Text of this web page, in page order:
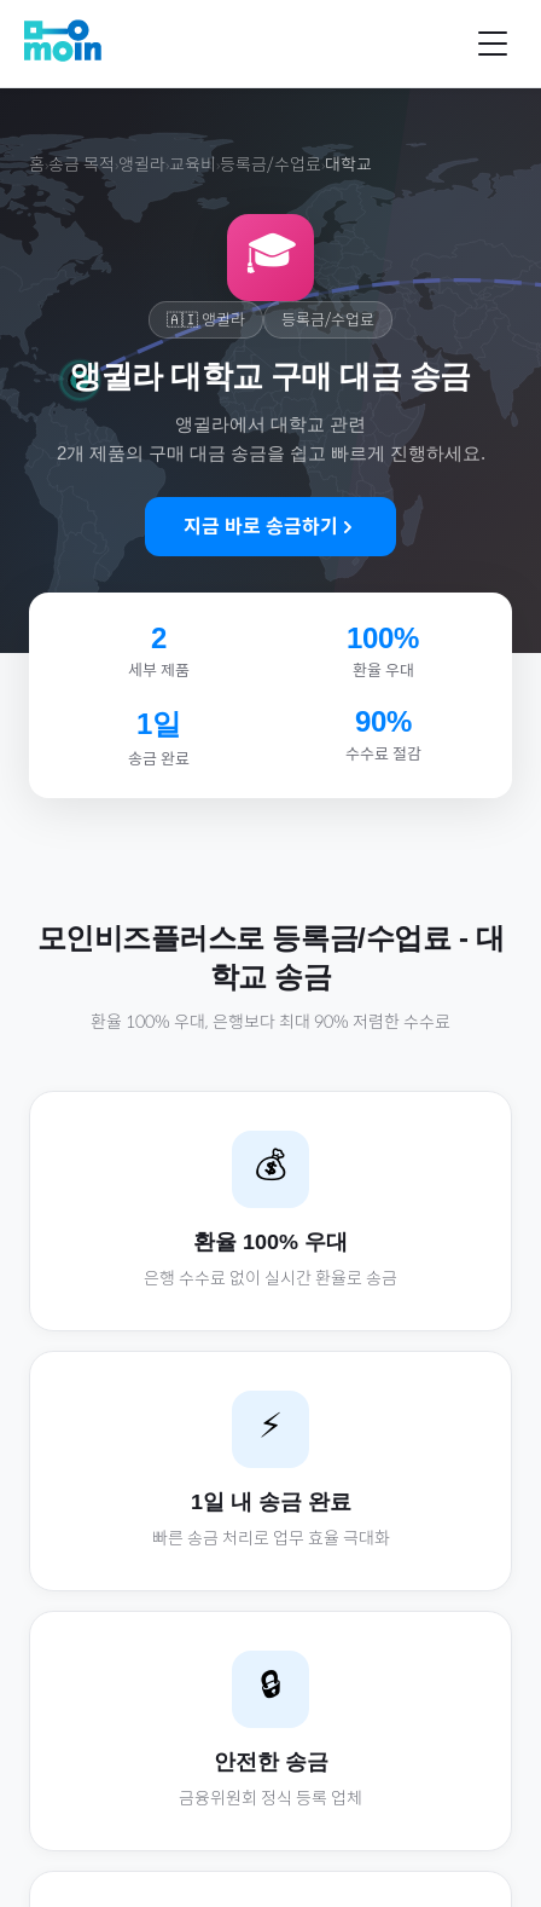
홈›송금 목적 ›앵귈라›교육비 ›등록금/수업료›대학교
🎓
🇦🇮 앵귈라 등록금/수업료
앵귈라 대학교 구매 대금 송금
앵귈라에서 대학교 관련
2개 제품의 구매 대금 송금을 쉽고 빠르게 진행하세요.
지금 바로 송금하기
2
세부 제품
100%
환율 우대
1일
송금 완료
90%
수수료 절감
모인비즈플러스로 등록금/수업료 - 대
학교 송금
환율 100% 우대, 은행보다 최대 90% 저렴한 수수료
💰
환율 100% 우대
은행 수수료 없이 실시간 환율로 송금
⚡
1일 내 송금 완료
빠른 송금 처리로 업무 효율 극대화
🔒
안전한 송금
금융위원회 정식 등록 업체